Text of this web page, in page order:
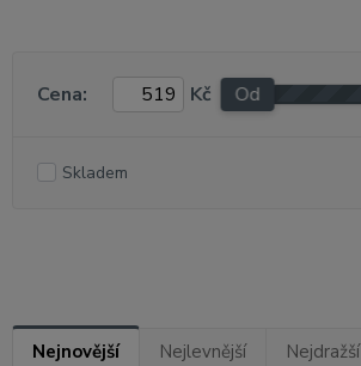
Cena: Kč Od
Skladem
Nejnovější Nejlevnější Nejdražší